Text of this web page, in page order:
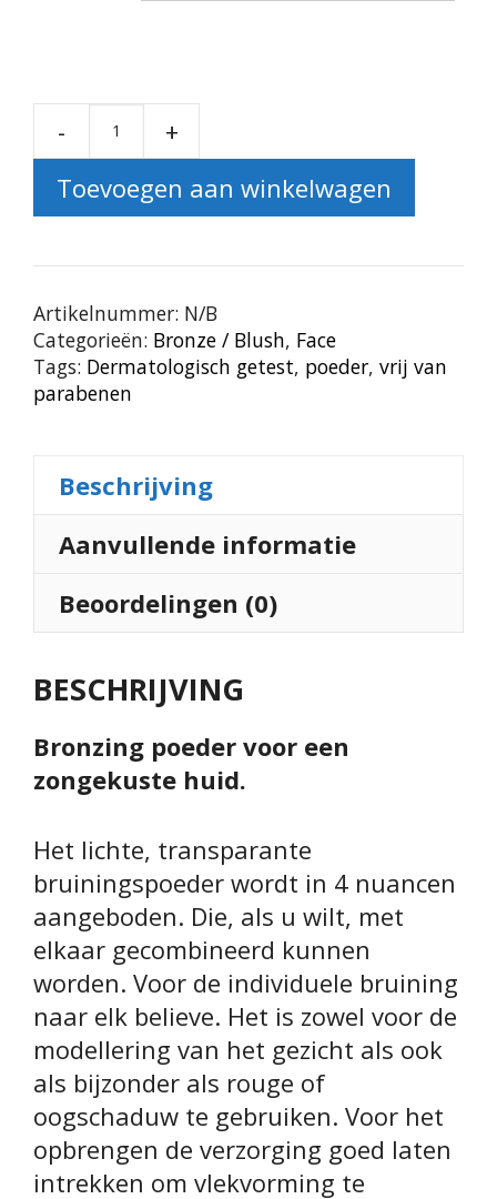
-
+
Toevoegen aan winkelwagen
Artikelnummer: N/B
Categorieën: Bronze / Blush, Face
Tags: Dermatologisch getest, poeder, vrij van
parabenen
Beschrijving
Aanvullende informatie
Beoordelingen (0)
BESCHRIJVING
Bronzing poeder voor een
zongekuste huid.
Het lichte, transparante
bruiningspoeder wordt in 4 nuancen
aangeboden. Die, als u wilt, met
elkaar gecombineerd kunnen
worden. Voor de individuele bruining
naar elk believe. Het is zowel voor de
modellering van het gezicht als ook
als bijzonder als rouge of
oogschaduw te gebruiken. Voor het
opbrengen de verzorging goed laten
intrekken om vlekvorming te